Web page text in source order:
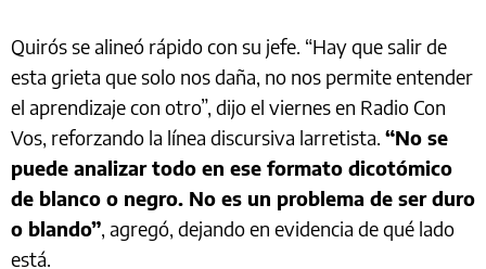
Quirós se alineó rápido con su jefe. “Hay que salir de
esta grieta que solo nos daña, no nos permite entender
el aprendizaje con otro”, dijo el viernes en Radio Con
Vos, reforzando la línea discursiva larretista. “No se
puede analizar todo en ese formato dicotómico
de blanco o negro. No es un problema de ser duro
o blando”, agregó, dejando en evidencia de qué lado
está.